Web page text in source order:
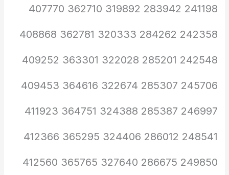
241198 283942 319892 362710 407770
242358 284262 320333 362781 408868
242548 285201 322028 363301 409252
245706 285307 322674 364616 409453
246997 285387 324388 364751 411923
248541 286012 324406 365295 412366
249850 286675 327640 365765 412560